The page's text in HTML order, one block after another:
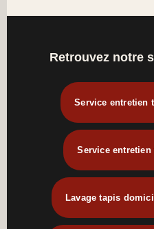
Retrouvez notre
Service entretien
Service
Lavage tapis